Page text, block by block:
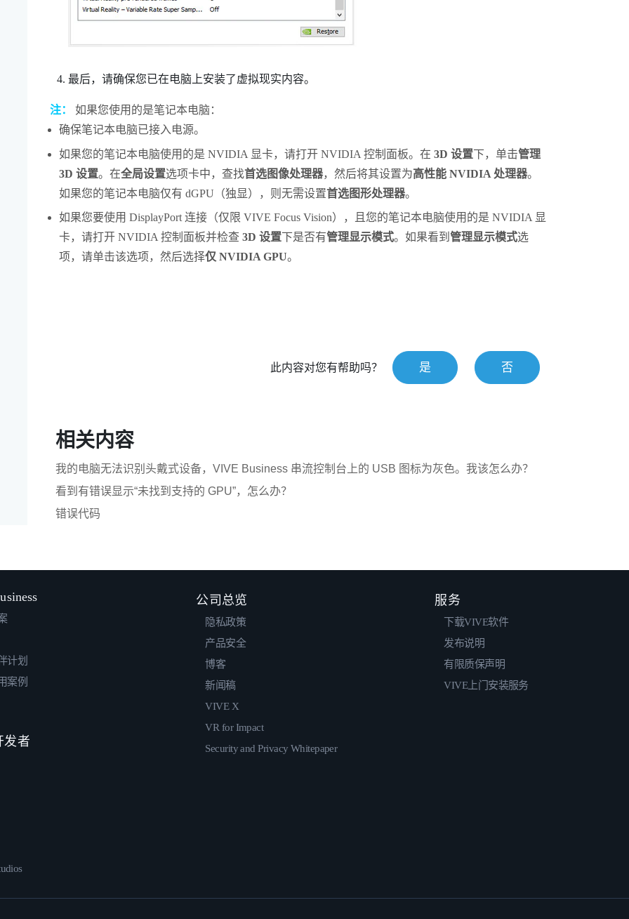
最后，请确保您已在电脑上安装了虚拟现实内容。
注：
如果您使用的是笔记本电脑：
确保笔记本电脑已接入电源。
如果您的笔记本电脑使用的是 NVIDIA 显卡，请打开 NVIDIA 控制面板。在 3D 设置下，单击管理
3D 设置。在全局设置选项卡中，查找首选图像处理器，然后将其设置为高性能 NVIDIA 处理器。
如果您的笔记本电脑仅有 dGPU（独显），则无需设置首选图形处理器。
如果您要使用 DisplayPort连接（仅限 VIVE Focus Vision），且您的笔记本电脑使用的是 NVIDIA 显
卡，请打开 NVIDIA 控制面板并检查 3D 设置下是否有管理显示模式。如果看到 管理显示模式选
项，请单击该选项，然后选择仅 NVIDIA GPU。
此内容对您有帮助吗？ 是 否
相关内容
我的电脑无法识别头戴式设备，VIVE Business 串流控制台上的 USB 图标为灰色。我该怎么办？
看到有错误显示“未找到支持的 GPU”，怎么办？
错误代码
计划
案例
发者
公司总览
隐私政策
产品安全
博客
新闻稿
VIVE X
VR for Impact
Security and Privacy Whitepaper
服务
下载VIVE软件
发布说明
有限质保声明
VIVE上门安装服务